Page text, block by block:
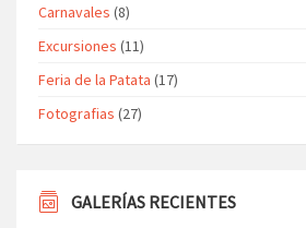
Carnavales (8)
Excursiones (11)
Feria de la Patata (17)
Fotografias (27)
GALERÍAS RECIENTES